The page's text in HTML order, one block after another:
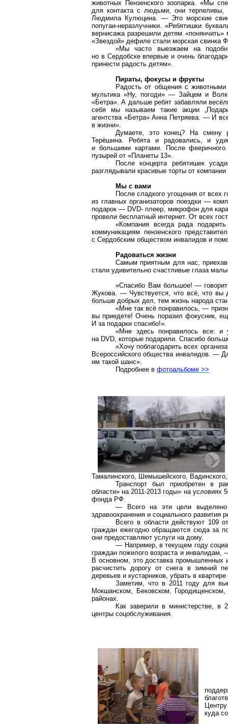
животных Пензенского зоопарка. «Мы
для контакта с людьми, они терпеливы,
Людмила Кулюцина. — Это морские
попугаи-неразлучники. «Ребятишки
вернисажа разрешили детям
«Звездой» дефиле стали морская свинка
«Мы часто выезжаем на
но в Сердобске впервые и очень
принести радость детям».
Пираты, фокусы и фрукты
Радость от общения с
мультика «Ну, погоди» — Зайцем и
«Бетра». А дальше ребят забавляли
себя мы называем такие акции
агентства «Бетра» Анна Петряева. — И
в жизни».
Думаете, это конец? На смену
Терёшина. Ребята и радовались, и
и большими картами. После
пузырей от «Планеты 13».
После концерта ребятишек
разглядывали красивые торты от
Мы с вами
После сладкого угощения от всех
из главных организаторов поездки —
подарок — DVD- плеер, микрофон для
провели бесплатный интернет. От всех
«Компания всегда рада
коммуникациям пензенского
с Сердобским обществом инвалидов и
Радоваться жизни
Самым приятным для нас,
стали удивительно счастливые глаза
«Спасибо Вам большое! —
Жукова. — Чувствуется, что всё, что вы
больше добрых дел, тем жизнь народа
«Мне так всё понравилось, —
вы приедете! Очень поразил фокусник,
И за подарки спасибо!».
«Мне здесь понравилось все: и
на DVD, которые подарили. Спасибо
«Хочу поблагодарить всех
Всероссийского общества инвалидов. —
им такой шанс».
Подробнее вфотоальбоме >>
Тамалинского, Шемышейского,
Транспорт был приобретен в
области» на 2011-2013 годы» на условиях
фонда РФ.
— Всего на эти цели выделено
здравоохранения и социального развития
Всего в области действуют 109
граждан ежегодно обращаются сюда за
они предоставляют услуги на дому.
— Например, в текущем году
граждан пожилого возраста и инвалидам,
В основном, это доставка промышленных
расчистить дорогу от снега в зимний
деревьев и кустарников, убрать в
Заметим, что в 2011 году для
Мокшанском, Бековском,
районах.
Как заверили в министерстве, в
центры соцобслуживания.
куда